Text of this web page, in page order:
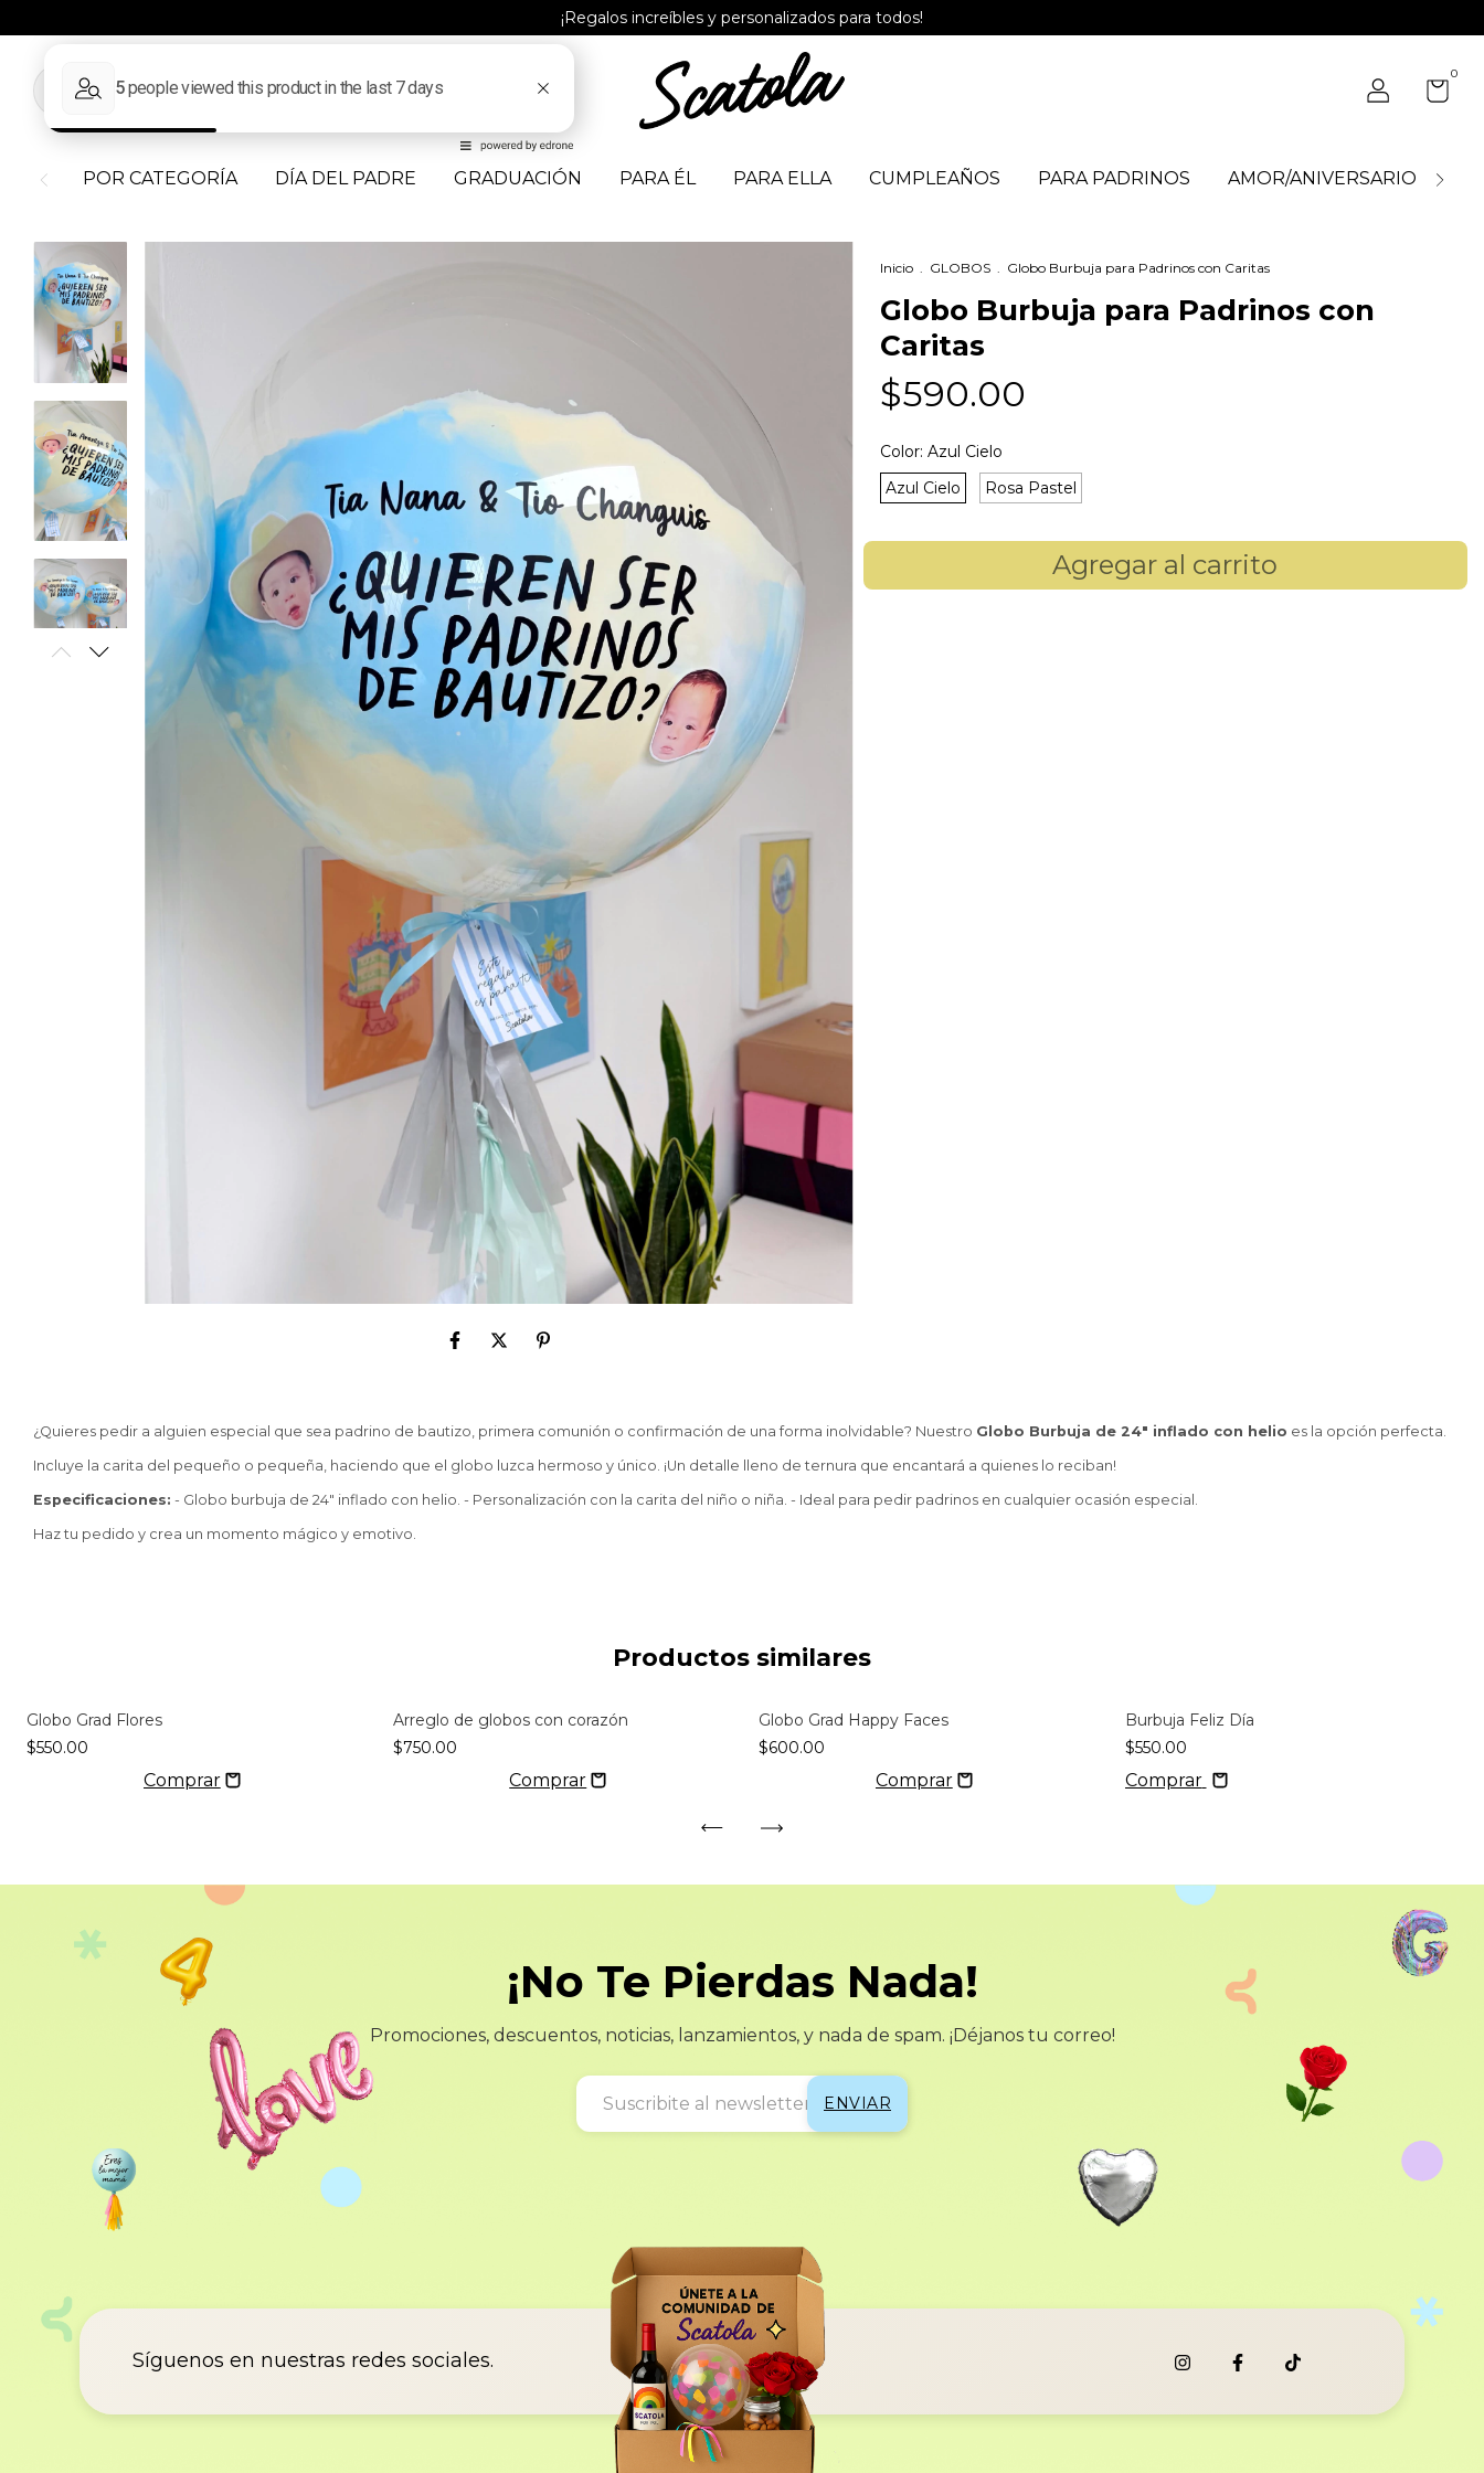
¡Regalos increíbles y personalizados para todos!
0
POR CATEGORÍA DÍA DEL PADRE GRADUACIÓN PARA ÉL PARA ELLA CUMPLEAÑOS PARA PADRINOS AMOR/ANIVERSARIO
Inicio . GLOBOS . Globo Burbuja para Padrinos con Caritas
Globo Burbuja para Padrinos con
Caritas
$590.00
Color: Azul Cielo
Azul Cielo
Rosa Pastel
¿Quieres pedir a alguien especial que sea padrino de bautizo, primera comunión o confirmación de una forma inolvidable? Nuestro Globo Burbuja de 24" inflado con helio es la opción perfecta.
Incluye la carita del pequeño o pequeña, haciendo que el globo luzca hermoso y único. ¡Un detalle lleno de ternura que encantará a quienes lo reciban!
Especificaciones: - Globo burbuja de 24" inflado con helio. - Personalización con la carita del niño o niña. - Ideal para pedir padrinos en cualquier ocasión especial.
Haz tu pedido y crea un momento mágico y emotivo.
Productos similares
Globo Grad Flores
$550.00
Arreglo de globos con corazón
$750.00
Globo Grad Happy Faces
$600.00
Burbuja Feliz Día
$550.00
Comprar
¡No Te Pierdas Nada!
Promociones, descuentos, noticias, lanzamientos, y nada de spam. ¡Déjanos tu correo!
Síguenos en nuestras redes sociales.